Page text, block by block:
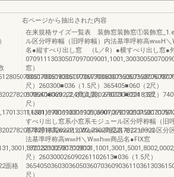
面格
右ページから抽出された内容
在来規格サイズ一覧表 装飾窓装飾窓①装飾窓
ル区分呼称幅（旧呼称幅）内法基準呼称高w㎜H
名●縦すべり出し窓 （L／R）●横すべり出し窓●
窓）
尺）260300■036（1.5尺）365405■060（2尺）
600640■069（2.4尺入隅）690730■074（3尺）
尺）
すべり出し窓系小窓系モジュール区分呼称幅（旧
基準呼称高w㎜H＼W㎜h㎜商品名モジュール区分
法基準呼称高w㎜H＼W㎜h㎜商品名●FIX窓
尺）260300026090261102613■036（1.5尺）
尺）